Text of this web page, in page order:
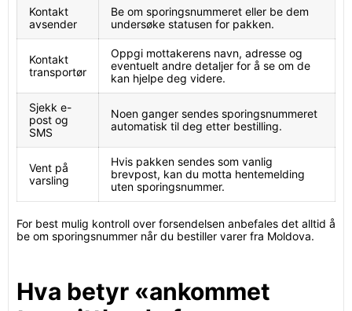
Kontakt
avsender
Be om sporingsnummeret eller be dem
undersøke statusen for pakken.
Kontakt
transportør
Oppgi mottakerens navn, adresse og
eventuelt andre detaljer for å se om de
kan hjelpe deg videre.
Sjekk e-
post og
SMS
Noen ganger sendes sporingsnummeret
automatisk til deg etter bestilling.
Vent på
varsling
Hvis pakken sendes som vanlig
brevpost, kan du motta hentemelding
uten sporingsnummer.
For best mulig kontroll over forsendelsen anbefales det alltid å
be om sporingsnummer når du bestiller varer fra Moldova.
Hva betyr «ankommet